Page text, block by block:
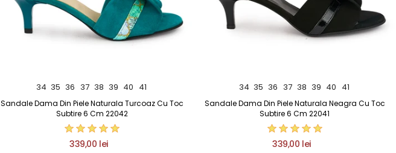
34 35 36 37 38 39 40 41
Sandale Dama Din Piele Naturala Turcoaz Cu Toc
Subtire 6 Cm 22042
339,00 lei
34 35 36 37 38 39 40 41
Sandale Dama Din Piele Naturala Neagra Cu Toc
Subtire 6 Cm 22041
339,00 lei